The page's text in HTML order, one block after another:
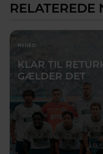
RELATEREDE
NYHED
KLAR TIL
GÆLDER DET